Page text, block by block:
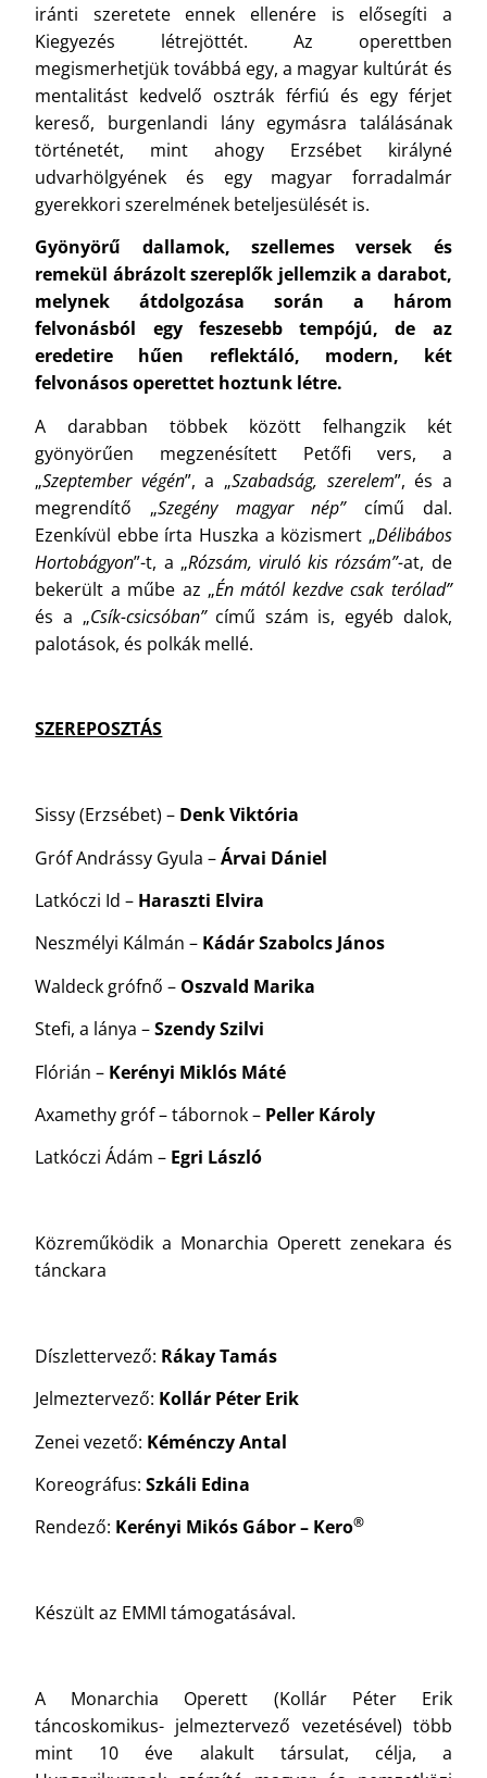
iránti szeretete ennek ellenére is elősegíti a
Kiegyezés létrejöttét. Az operettben
megismerhetjük továbbá egy, a magyar kultúrát és
mentalitást kedvelő osztrák férfiú és egy férjet
kereső, burgenlandi lány egymásra találásának
történetét, mint ahogy Erzsébet királyné
udvarhölgyének és egy magyar forradalmár
gyerekkori szerelmének beteljesülését is.
Gyönyörű dallamok, szellemes versek és
remekül ábrázolt szereplők jellemzik a darabot,
melynek átdolgozása során a három
felvonásból egy feszesebb tempójú, de az
eredetire hűen reflektáló, modern, két
felvonásos operettet hoztunk létre.
A darabban többek között felhangzik két
gyönyörűen megzenésített Petőfi vers, a
„Szeptember végén”, a „Szabadság, szerelem”, és a
megrendítő „Szegény magyar nép”című dal.
Ezenkívül ebbe írta Huszka a közismert „Délibábos
Hortobágyon”-t, a „Rózsám, viruló kis rózsám”-at, de
bekerült a műbe az „Én mától kezdve csak terólad”
és a „Csík-csicsóban” című szám is, egyéb dalok,
palotások, és polkák mellé.
SZEREPOSZTÁS
Sissy (Erzsébet) – Denk Viktória
Gróf Andrássy Gyula –Árvai Dániel
Latkóczi Id – Haraszti Elvira
Neszmélyi Kálmán – Kádár Szabolcs János
Waldeck grófnő – Oszvald Marika
Stefi, a lánya –Szendy Szilvi
Flórián – Kerényi Miklós Máté
Axamethy gróf – tábornok – Peller Károly
Latkóczi Ádám – Egri László
Közreműködik a Monarchia Operett zenekara és
tánckara
Díszlettervező: Rákay Tamás
Jelmeztervező: Kollár Péter Erik
Zenei vezető: Kéménczy Antal
Koreográfus:Szkáli Edina
Rendező: Kerényi Mikós Gábor – Kero®
Készült az EMMI támogatásával.
A Monarchia Operett (Kollár Péter Erik
táncoskomikus- jelmeztervező vezetésével) több
mint 10 éve alakult társulat, célja, a